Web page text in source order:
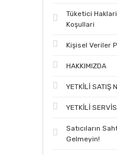
Tüketici
Koşullari
Kişisel Veriler
HAKKIMIZDA
YETKİLİ SATIŞ
YETKİLİ SERVİS
Satıcıların
Gelmeyin!